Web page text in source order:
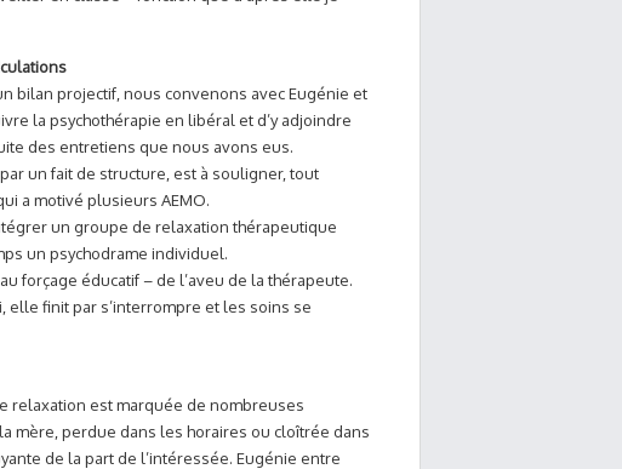
bilan projectif, nous convenons avec Eugénie et
la psychothérapie en libéral et d’y adjoindre
des entretiens que nous avons eus.
un fait de structure, est à souligner, tout
a motivé plusieurs AEMO.
un groupe de relaxation thérapeutique
un psychodrame individuel.
forçage éducatif – de l’aveu de la thérapeute.
finit par s’interrompre et les soins se
relaxation est marquée de nombreuses
mère, perdue dans les horaires ou cloîtrée dans
de la part de l’intéressée. Eugénie entre